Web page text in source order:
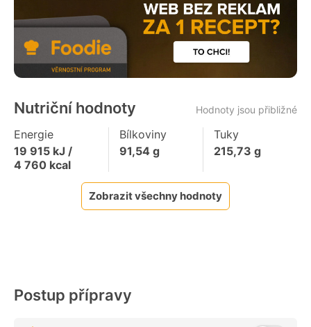
Nutriční hodnoty Hodnoty jsou přibližné
Energie
19 915 kJ /
4 760 kcal
Bílkoviny
91,54 g
Tuky
215,73 g
Zobrazit všechny hodnoty
Postup přípravy